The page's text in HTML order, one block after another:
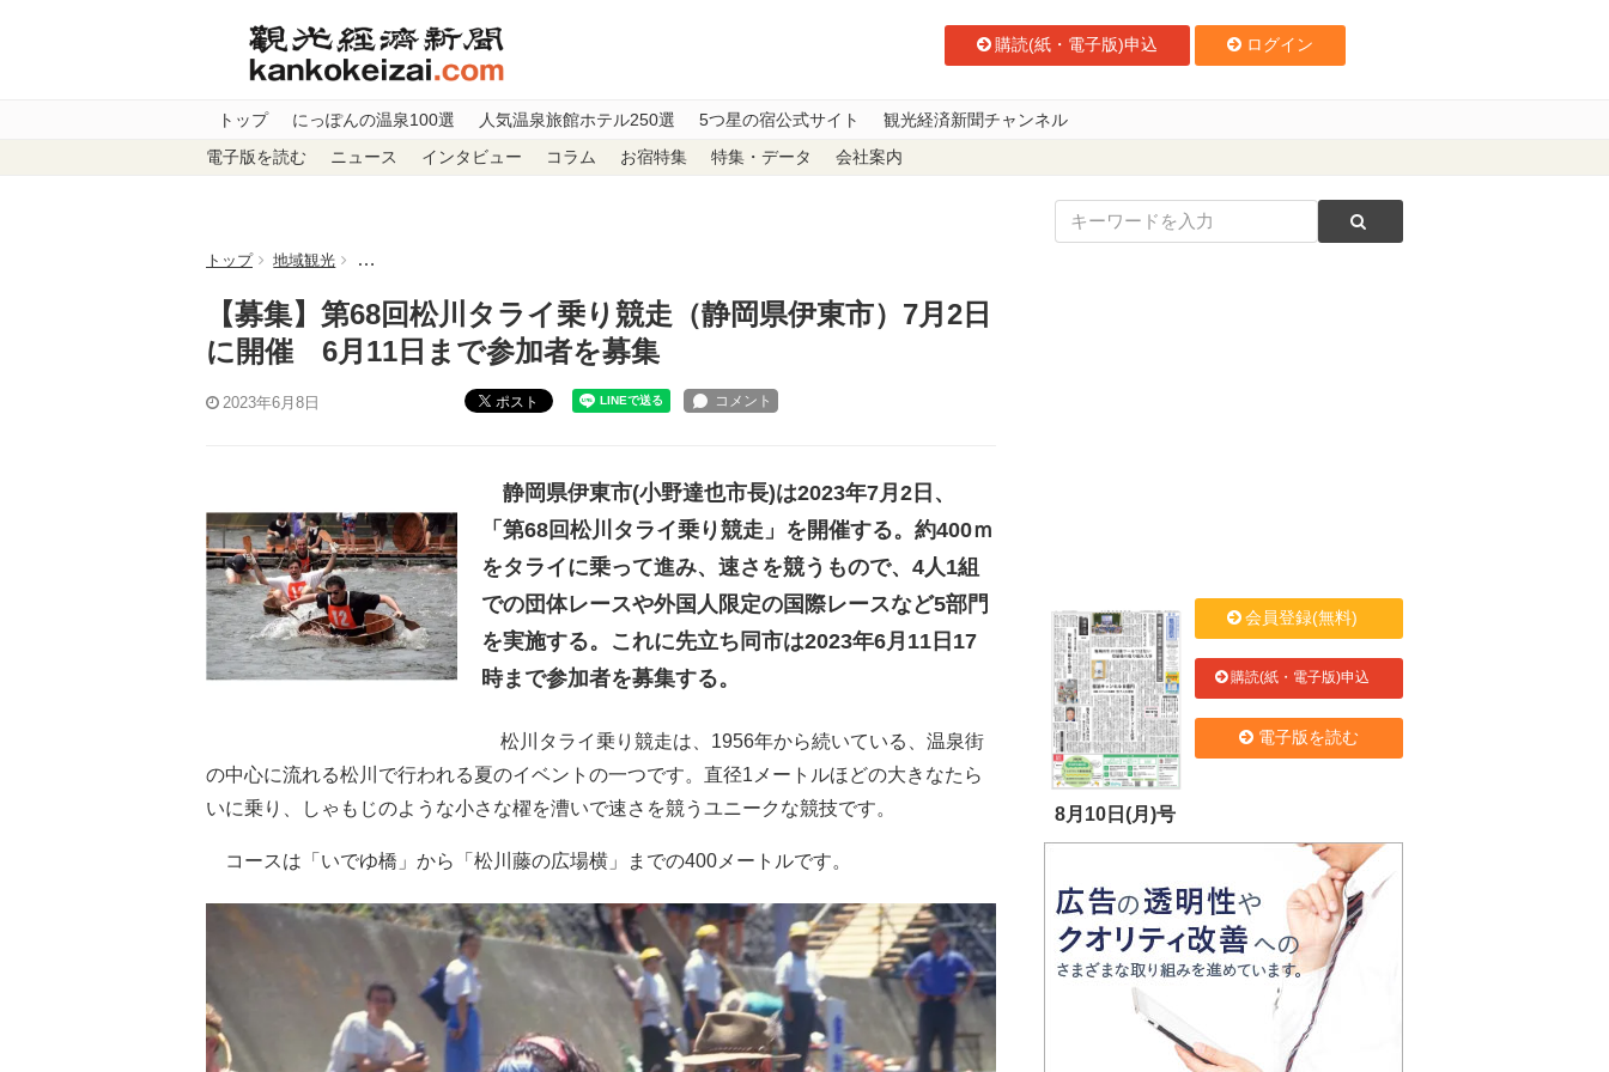
購読(紙・電子版)申込 ログイン
トップ にっぽんの温泉100選 人気温泉旅館ホテル250選 5つ星の宿公式サイト 観光経済新聞チャンネル
電子版を読む ニュース インタビュー コラム お宿特集 特集・データ 会社案内
トップ 地域観光 【募集】第68回松川タライ乗り競走（静岡県伊東市）7月2日に開催 6月11日まで参加者を募集
【募集】第68回松川タライ乗り競走（静岡県伊東市）7月2日
に開催 6月11日まで参加者を募集
2023年6月8日 ポスト
静岡県伊東市(小野達也市長)は2023年7月2日、
「第68回松川タライ乗り競走」を開催する。約400ｍ
をタライに乗って進み、速さを競うもので、4人1組
での団体レースや外国人限定の国際レースなど5部門
を実施する。これに先立ち同市は2023年6月11日17
時まで参加者を募集する。
松川タライ乗り競走は、1956年から続いている、温泉街
の中心に流れる松川で行われる夏のイベントの一つです。直径1メートルほどの大きなたら
いに乗り、しゃもじのような小さな櫂を漕いで速さを競うユニークな競技です。
コースは「いでゆ橋」から「松川藤の広場横」までの400メートルです。
8月10日(月)号
会員登録(無料)
購読(紙・電子版)申込
電子版を読む